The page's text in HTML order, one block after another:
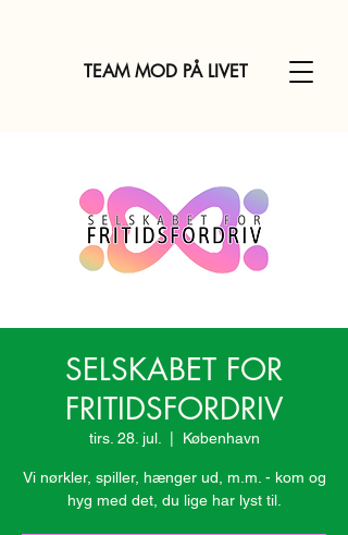
TEAM MOD PÅ LIVET
SELSKABET FOR
FRITIDSFORDRIV
tirs. 28. jul. København
Vi nørkler, spiller, hænger ud, m.m. - kom og
hyg med det, du lige har lyst til.